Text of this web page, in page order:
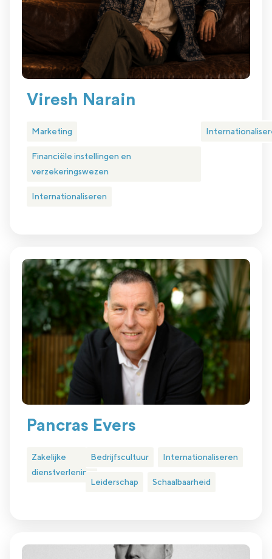
Viresh Narain
Marketing
Financiële instellingen en
verzekeringswezen
Internationaliseren
Pancras Evers
Zakelijke
dienstverlening
Bedrijfscultuur Internationaliseren
Leiderschap Schaalbaarheid